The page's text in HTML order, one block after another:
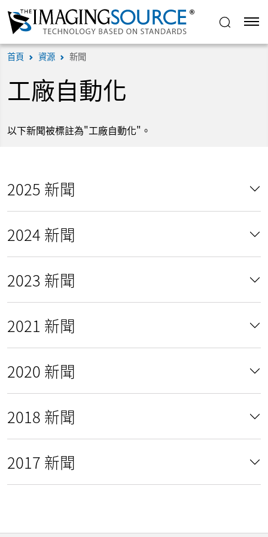
首頁 資源 新聞
工廠自動化
以下新聞被標註為"工廠自動化"。
2025 新聞
2024 新聞
2023 新聞
2021 新聞
2020 新聞
2018 新聞
2017 新聞